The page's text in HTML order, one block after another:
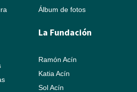
Álbum de fotos
La Fundación
Ramón Acín
Katia Acín
Sol Acín